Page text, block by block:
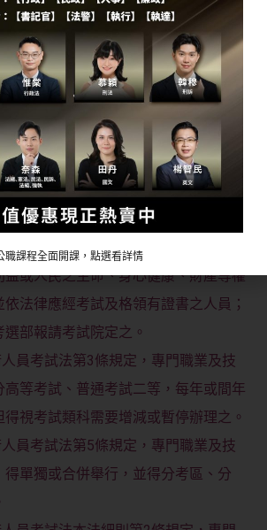
施行細則第7條第6項規定：「所稱及
不得轉調，指特種考試及格人員於考
績及格，取得考試及格資格之日起，實
調。」
技術人員考試的内涵
人員考試法第 1 條規定，專門職業及
依本法以考試定其資格。同法第 2 條
門職業及技術人員，係指具備經由現代
過程獲得特殊學識或技能，且其所從事
益或人民之生命、身心健康、財產等權
法律應經考試及格領有證書之人員；
部報請考試院定之。
員考試法第3條規定，專門職業及技
高等考試、普通考試二等，每年或間年
視考試類科需要增減或暫停辦理之。
員考試法第5條規定，專門職業及技
得單獨或合併舉行，並得分考區、分
職課程全面開課，點選看詳情